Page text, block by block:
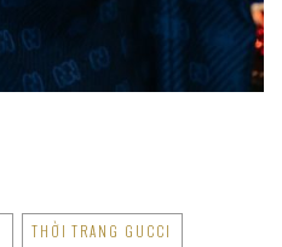
THỜI TRANG GUCCI